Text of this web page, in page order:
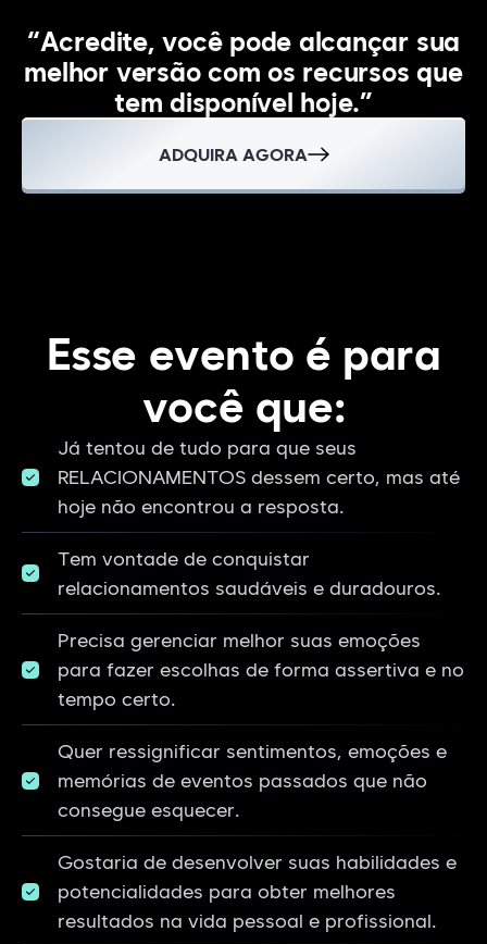
“Acredite, você pode alcançar sua
melhor versão com os recursos que
tem disponível hoje.”
ADQUIRA AGORA
Esse evento é para
você que:
Já tentou de tudo para que seus
RELACIONAMENTOS dessem certo, mas até
hoje não encontrou a resposta.
Tem vontade de conquistar
relacionamentos saudáveis e duradouros.
Precisa gerenciar melhor suas emoções
para fazer escolhas de forma assertiva e no
tempo certo.
Quer ressignificar sentimentos, emoções e
memórias de eventos passados que não
consegue esquecer.
Gostaria de desenvolver suas habilidades e
potencialidades para obter melhores
resultados na vida pessoal e profissional.